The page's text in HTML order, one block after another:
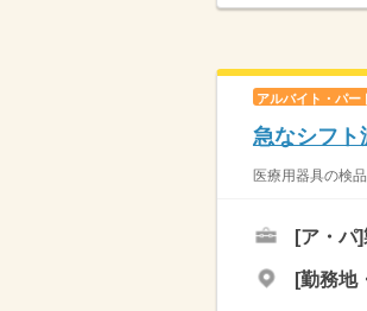
アルバイト・パー
急なシフト
医療用器具の検
[ア・パ]
[勤務地